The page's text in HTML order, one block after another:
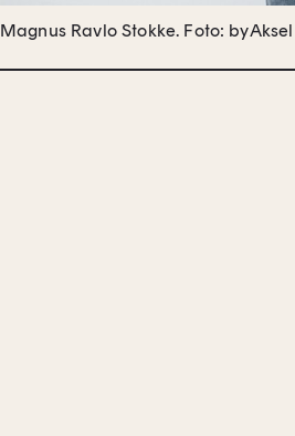
Magnus Ravlo Stokke. Foto: byAksel